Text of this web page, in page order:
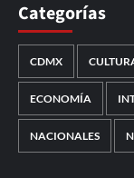
Categorías
CDMX
ECONOMÍA
NACIONALES